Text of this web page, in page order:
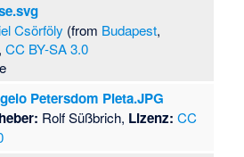
Diözese
Csörföly (from Budapest,
CC BY-SA 3.0
Petersdom Pieta.JPG
Rolf Süßbrich, Lizenz: CC